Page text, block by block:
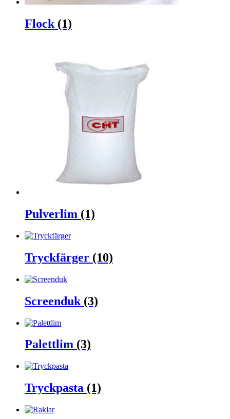
Flock (1)
Pulverlim (1)
Tryckfärger (10)
Screenduk (3)
Palettlim (3)
Tryckpasta (1)